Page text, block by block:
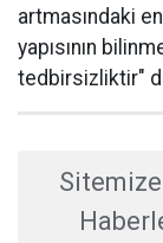
artmasındaki
yapısının
tedbirsizliktir"